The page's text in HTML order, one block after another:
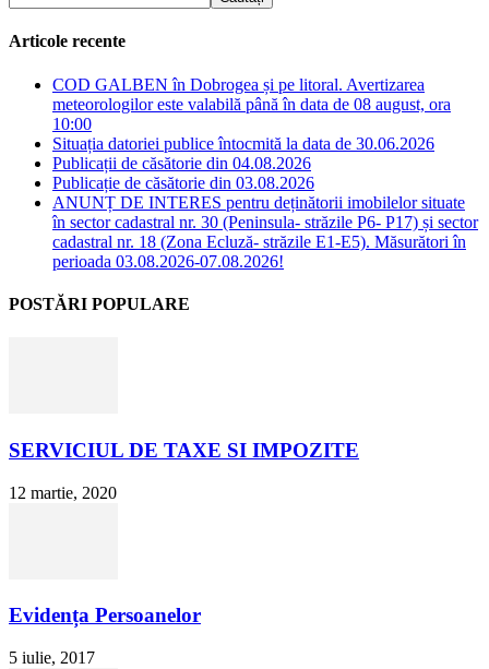
Articole recente
COD GALBEN în Dobrogea și pe litoral. Avertizarea
meteorologilor este valabilă până în data de 08 august, ora
10:00
Situația datoriei publice întocmită la data de 30.06.2026
Publicații de căsătorie din 04.08.2026
Publicație de căsătorie din 03.08.2026
ANUNȚ DE INTERES pentru deținătorii imobilelor situate
în sector cadastral nr. 30 (Peninsula- străzile P6- P17) și sector
cadastral nr. 18 (Zona Ecluză- străzile E1-E5). Măsurători în
perioada 03.08.2026-07.08.2026!
POSTĂRI POPULARE
SERVICIUL DE TAXE SI IMPOZITE
12 martie, 2020
Evidența Persoanelor
5 iulie, 2017